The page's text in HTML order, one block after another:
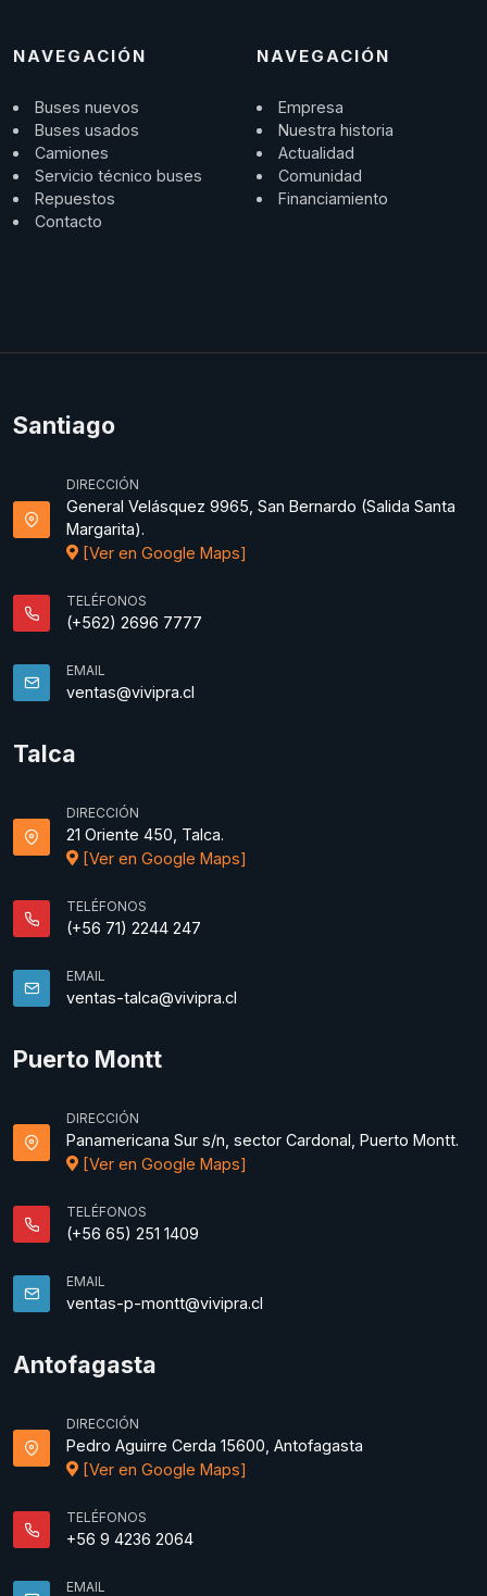
NAVEGACIÓN
Buses nuevos
Buses usados
Camiones
Servicio técnico buses
Repuestos
Contacto
NAVEGACIÓN
Empresa
Nuestra historia
Actualidad
Comunidad
Financiamiento
Santiago
DIRECCIÓN
General Velásquez 9965, San Bernardo (Salida Santa
Margarita).
[Ver en Google Maps]
TELÉFONOS
(+562) 2696 7777
EMAIL
ventas@vivipra.cl
Talca
DIRECCIÓN
21 Oriente 450, Talca.
[Ver en Google Maps]
TELÉFONOS
(+56 71) 2244 247
EMAIL
ventas-talca@vivipra.cl
Puerto Montt
DIRECCIÓN
Panamericana Sur s/n, sector Cardonal, Puerto Montt.
[Ver en Google Maps]
TELÉFONOS
(+56 65) 251 1409
EMAIL
ventas-p-montt@vivipra.cl
Antofagasta
DIRECCIÓN
Pedro Aguirre Cerda 15600, Antofagasta
[Ver en Google Maps]
TELÉFONOS
+56 9 4236 2064
EMAIL